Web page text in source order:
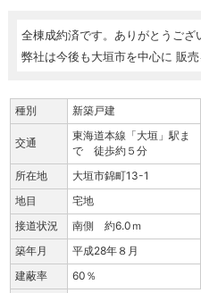
全棟成約済です。ありがとうござ
弊社は今後も大垣市を中心に 販売
種別 新築戸建
交通
東海道本線「大垣」駅ま
で 徒歩約５分
所在地 大垣市錦町13-1
地目
宅地
接道状況
南側 約6.0ｍ
築年月
平成28年８月
建蔽率
60％